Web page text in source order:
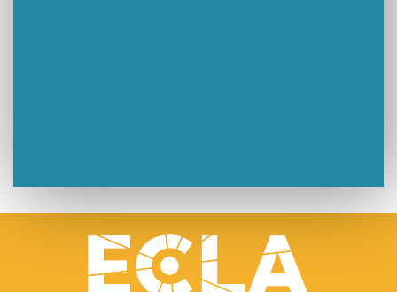
🧗‍♂️ Open d’escalade
BOCA no BECO pour le lancement du Couleurs Jazz Festival !